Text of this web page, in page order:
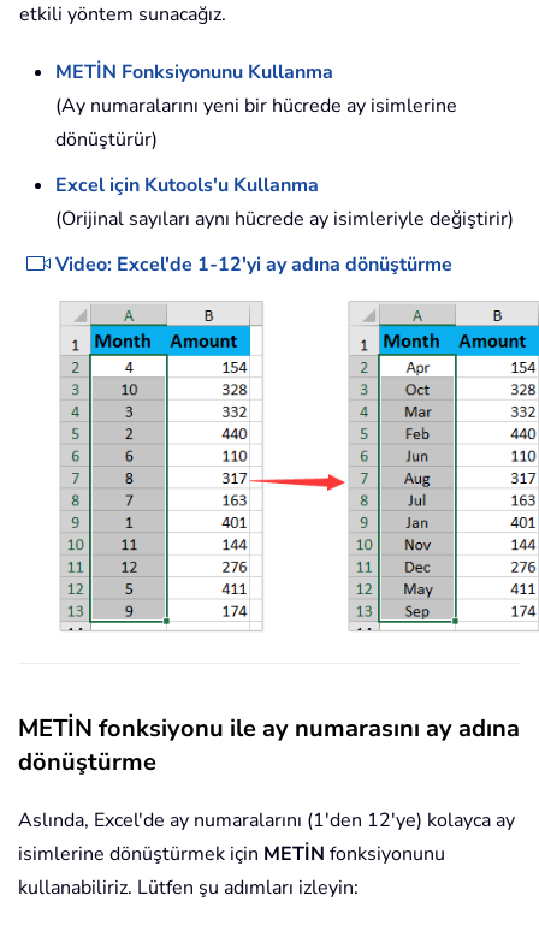
etkili yöntem sunacağız.
METİN Fonksiyonunu Kullanma
(Ay numaralarını yeni bir hücrede ay isimlerine
dönüştürür)
Excel için Kutools'u Kullanma
(Orijinal sayıları aynı hücrede ay isimleriyle değiştirir)
Video: Excel'de 1-12'yi ay adına dönüştürme
METİN fonksiyonu ile ay numarasını ay adına
dönüştürme
Aslında, Excel'de ay numaralarını (1'den 12'ye) kolayca ay
isimlerine dönüştürmek için METİN fonksiyonunu
kullanabiliriz. Lütfen şu adımları izleyin: